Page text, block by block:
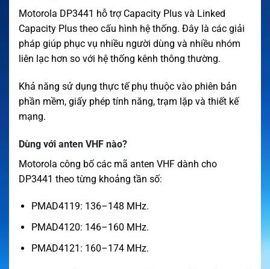
Motorola DP3441 hỗ trợ Capacity Plus và Linked
Capacity Plus theo cấu hình hệ thống. Đây là các giải
pháp giúp phục vụ nhiều người dùng và nhiều nhóm
liên lạc hơn so với hệ thống kênh thông thường.
Khả năng sử dụng thực tế phụ thuộc vào phiên bản
phần mềm, giấy phép tính năng, trạm lặp và thiết kế
mạng.
Dùng với anten VHF nào?
Motorola công bố các mã anten VHF dành cho
DP3441 theo từng khoảng tần số:
PMAD4119: 136–148 MHz.
PMAD4120: 146–160 MHz.
PMAD4121: 160–174 MHz.